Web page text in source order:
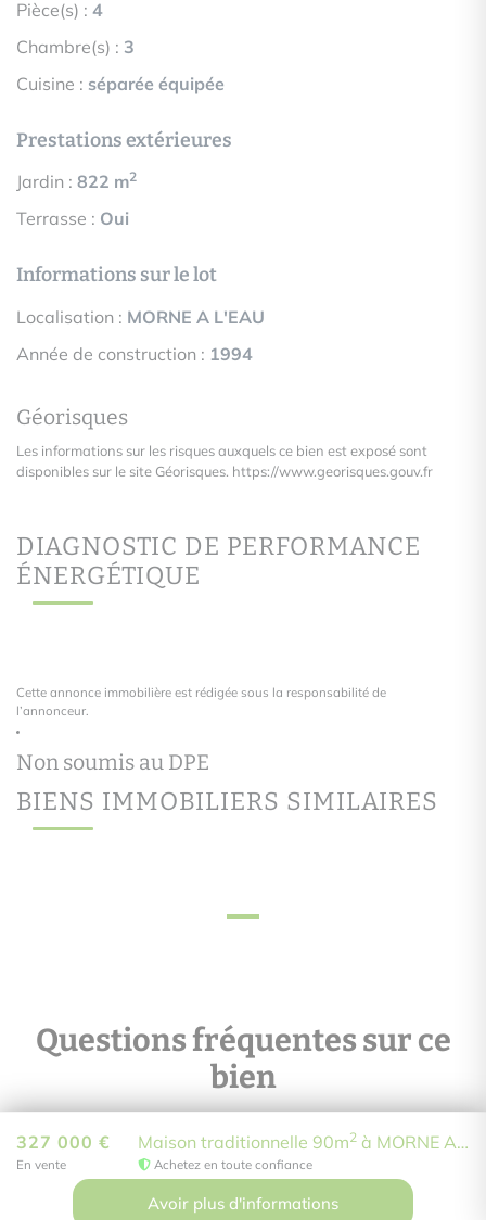
Pièce(s) : 4
Chambre(s) : 3
Cuisine : séparée équipée
Prestations extérieures
Jardin : 822 m2
Terrasse : Oui
Informations sur le lot
Localisation : MORNE A L'EAU
Année de construction : 1994
Géorisques
Les informations sur les risques auxquels ce bien est exposé sont
disponibles sur le site Géorisques. https://www.georisques.gouv.fr
DIAGNOSTIC DE PERFORMANCE
ÉNERGÉTIQUE
Cette annonce immobilière est rédigée sous la responsabilité de
l’annonceur.
BIENS IMMOBILIERS SIMILAIRES
327 000 € Maison traditionnelle 90m2 à MORNE A L'EAU
En vente Achetez en toute confiance
Avoir plus d'informations
Questions fréquentes sur ce
bien
Où se situe cette maison traditionnelle et qu'y a-t-il
à proximité ?